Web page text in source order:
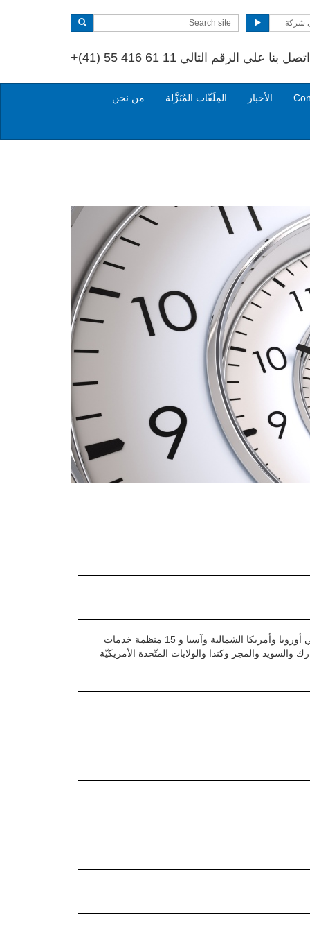
شركة
بنا علي الرقم التالي +(41) 55 416 61 11
الأخبار المِلَفّات المُنَزَّلة من نحن
تحولت شركة Condair من مجموعة عالمية من الشركات المستقلة إلى مشروع عالمي متكامل له مواقع إنتاج في أوروبا وأمريكا الشمالية وآسيا و 15 منظمة خدمات
والسويد والمجر وكندا والولايات المتّحدة الأمريكيّة